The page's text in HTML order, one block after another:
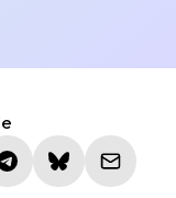
fenêtre)
(nouvelle fenêtre)
(nouvelle